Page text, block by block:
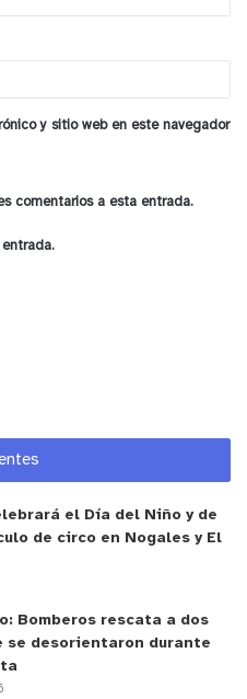
y sitio web en este navegador
comentarios a esta entrada.
el Día del Niño y de
de circo en Nogales y El
Bomberos rescata a dos
se desorientaron durante